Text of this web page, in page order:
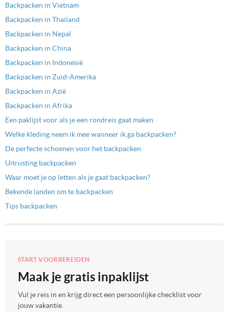
Backpacken in Vietnam
Backpacken in Thailand
Backpacken in Nepal
Backpacken in China
Backpacken in Indonesië
Backpacken in Zuid-Amerika
Backpacken in Azië
Backpacken in Afrika
Een paklijst voor als je een rondreis gaat maken
Welke kleding neem ik mee wanneer ik ga backpacken?
De perfecte schoenen voor het backpacken
Uitrusting backpacken
Waar moet je op letten als je gaat backpacken?
Bekende landen om te backpacken
Tips backpacken
START VOORBEREIDEN
Maak je gratis inpaklijst
Vul je reis in en krijg direct een persoonlijke checklist voor
jouw vakantie.